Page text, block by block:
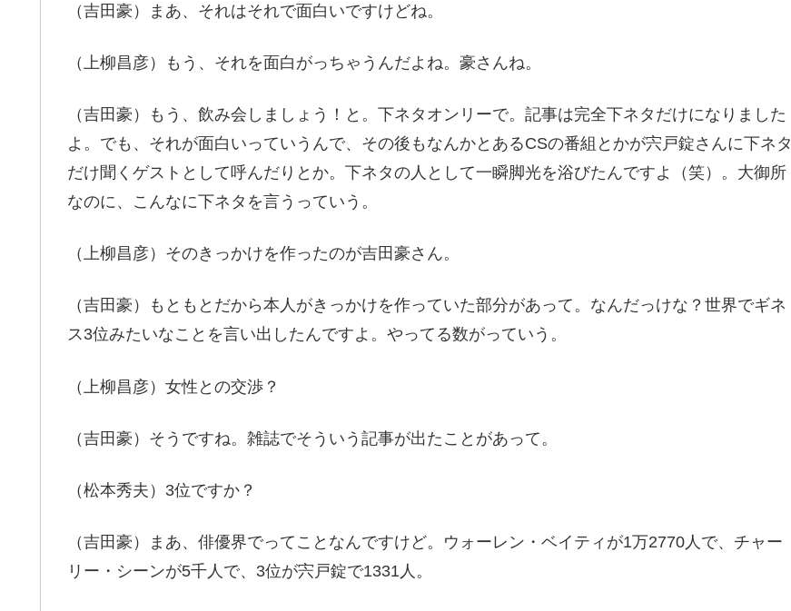
（吉田豪）まあ、それはそれで面白いですけどね。
（上柳昌彦）もう、それを面白がっちゃうんだよね。豪さんね。
（吉田豪）もう、飲み会しましょう！と。下ネタオンリーで。記事は完全下ネタだけになりました
よ。でも、それが面白いっていうんで、その後もなんかとあるCSの番組とかが宍戸錠さんに下ネタ
だけ聞くゲストとして呼んだりとか。下ネタの人として一瞬脚光を浴びたんですよ（笑）。大御所
なのに、こんなに下ネタを言うっていう。
（上柳昌彦）そのきっかけを作ったのが吉田豪さん。
（吉田豪）もともとだから本人がきっかけを作っていた部分があって。なんだっけな？世界でギネ
ス3位みたいなことを言い出したんですよ。やってる数がっていう。
（上柳昌彦）女性との交渉？
（吉田豪）そうですね。雑誌でそういう記事が出たことがあって。
（松本秀夫）3位ですか？
（吉田豪）まあ、俳優界でってことなんですけど。ウォーレン・ベイティが1万2770人で、チャー
リー・シーンが5千人で、3位が宍戸錠で1331人。